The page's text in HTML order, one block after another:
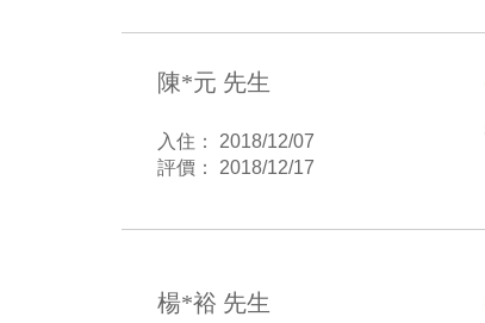
陳*元 先生
入住： 2018/12/07
評價： 2018/12/17
楊*裕 先生